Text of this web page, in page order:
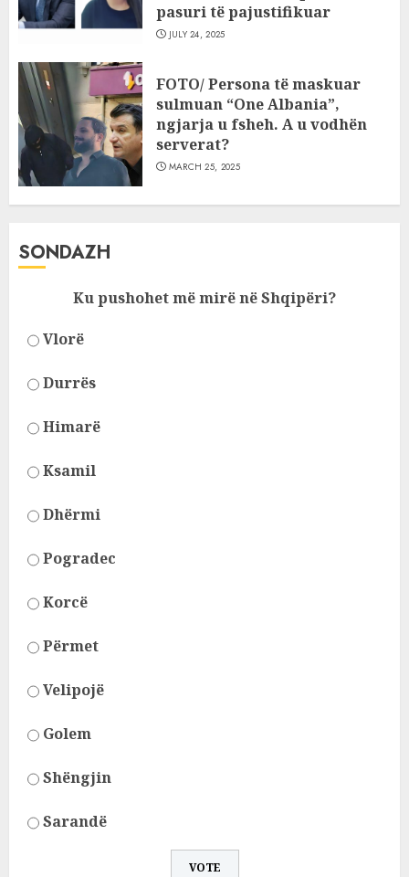
pasuri të pajustifikuar
JULY 24, 2025
FOTO/ Persona të maskuar
sulmuan “One Albania”,
ngjarja u fsheh. A u vodhën
serverat?
MARCH 25, 2025
SONDAZH
Ku pushohet më mirë në Shqipëri?
Vlorë
Durrës
Himarë
Ksamil
Dhërmi
Pogradec
Korcë
Përmet
Velipojë
Golem
Shëngjin
Sarandë